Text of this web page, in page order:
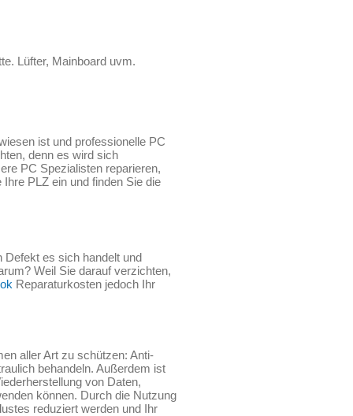
Lüfter, Mainboard uvm.
ist und professionelle PC
denn es wird sich
PC Spezialisten reparieren,
PLZ ein und finden Sie die
es sich handelt und
Weil Sie darauf verzichten,
Reparaturkosten jedoch Ihr
aller Art zu schützen: Anti-
behandeln. Außerdem ist
von Daten,
können. Durch die Nutzung
reduziert werden und Ihr